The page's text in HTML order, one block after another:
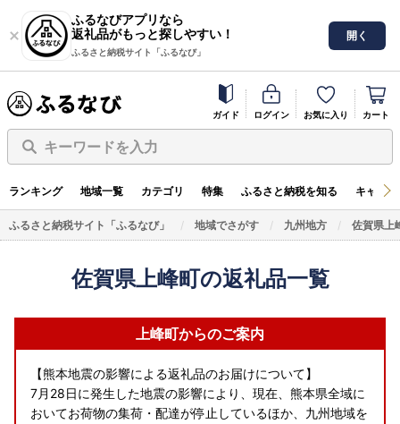
ふるなびアプリなら
返礼品がもっと探しやすい！
ふるさと納税サイト「ふるなび」
開く
ガイド ログイン お気に入り カート
キーワードを入力
ランキング 地域一覧 カテゴリ 特集 ふるさと納税を知る キャン
ふるさと納税サイト「ふるなび」 地域でさがす 九州地方 佐賀県上
佐賀県上峰町の返礼品一覧
上峰町からのご案内
【熊本地震の影響による返礼品のお届けについて】
7月28日に発生した地震の影響により、現在、熊本県全域に
おいてお荷物の集荷・配達が停止しているほか、九州地域を